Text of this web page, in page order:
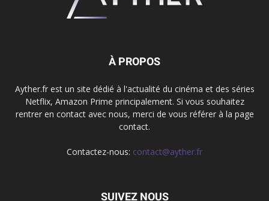
À PROPOS
Ayther.fr est un site dédié à l'actualité du cinéma et des séries
Netflix, Amazon Prime principalement. Si vous souhaitez
rentrer en contact avec nous, merci de vous référer à la page
contact.
Contactez-nous: contact@ayther.fr
SUIVEZ NOUS